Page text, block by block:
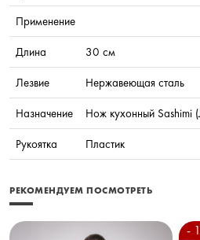
Применение
Длина
30 см
Лезвие
Нержавеющая сталь
Назначение
Нож кухонный Sashimi
Рукоятка
Пластик
РЕКОМЕНДУЕМ ПОСМОТРЕТЬ
-